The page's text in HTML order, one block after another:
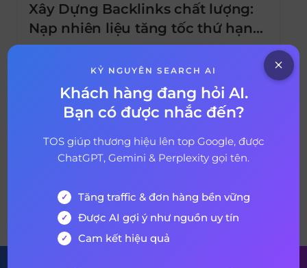
11 tháng 3, 2020 6 years ago
Xây Dựng Backlinks chất lượng:
Nạp nhiên liệu tăng tốc thứ hạng
SEO
loại liên kết ngược giá trị nhất hiện nay.
Đồng thời, chúng tôi sẽ hướng dẫn bạn
cách xây dựng backlink; thậm chí là cách
xây dựng chúng theo trình tự để có kết quả
SEO tốt nhất. Những điều nêu ra ở đây đều
VỀ BÀI VIẾT
KỶ NGUYÊN SEARCH AI
Khách hàng đang hỏi AI.
Bạn có được nhắc đến?
TOS giúp thương hiệu lên top Google, được
ChatGPT, Gemini & Perplexity gọi tên.
Tăng traffic & đơn hàng bền vững
Được AI gợi ý như nguồn uy tín
Cam kết hiệu quả